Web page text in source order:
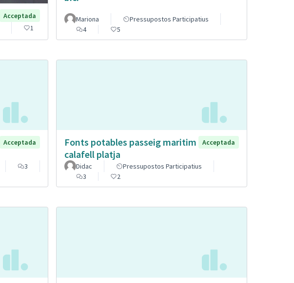
Acceptada
1
Mariona
Pressupostos Participatius
4
5
Acceptada
3
Fonts potables passeig maritim
calafell platja
Acceptada
Didac
Pressupostos Participatius
3
2